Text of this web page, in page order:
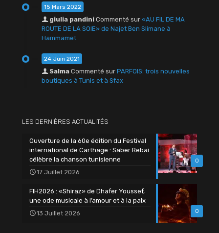
15 Mars 2022
giulia pandini Commenté sur «AU FIL DE MA
ROUTE DE LA SOIE» de Najet Ben Slimane à
Hammamet
24 Juin 2021
Salma Commenté sur PARFOIS: trois nouvelles
boutiques à Tunis et à Sfax
LES DERNIÈRES ACTUALITÉS
0
Ouverture de la 60e édition du Festival
international de Carthage : Saber Rebai
célèbre la chanson tunisienne
17 Juillet 2026
0
FIH2026 : «Shiraz» de Dhafer Youssef,
une ode musicale à l’amour et à la paix
13 Juillet 2026